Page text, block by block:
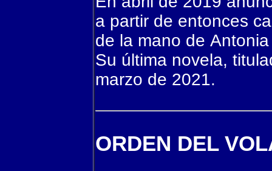
a partir de entonces
de la mano de
Su última novela,
marzo de 2021.
ORDEN DEL